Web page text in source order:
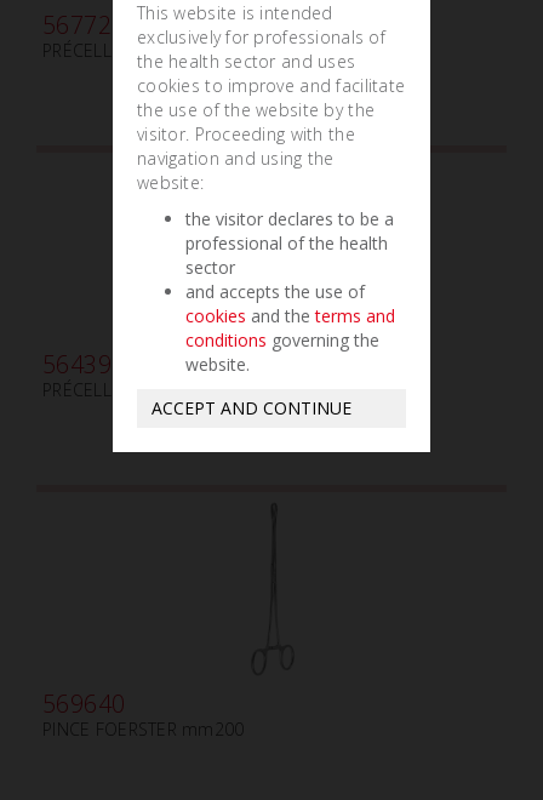
567720
PRÉCELLE GILL-HESS mm75
564390
PRÉCELLE ROUND mm175 1x2 DIAMANTÉ
569640
PINCE FOERSTER mm200
This website is intended
exclusively for professionals of
the health sector and uses
cookies to improve and facilitate
the use of the website by the
visitor. Proceeding with the
navigation and using the
website:
the visitor declares to be a
professional of the health
sector
and accepts the use of
cookies and theterms and
conditions governing the
website.
ACCEPT AND CONTINUE